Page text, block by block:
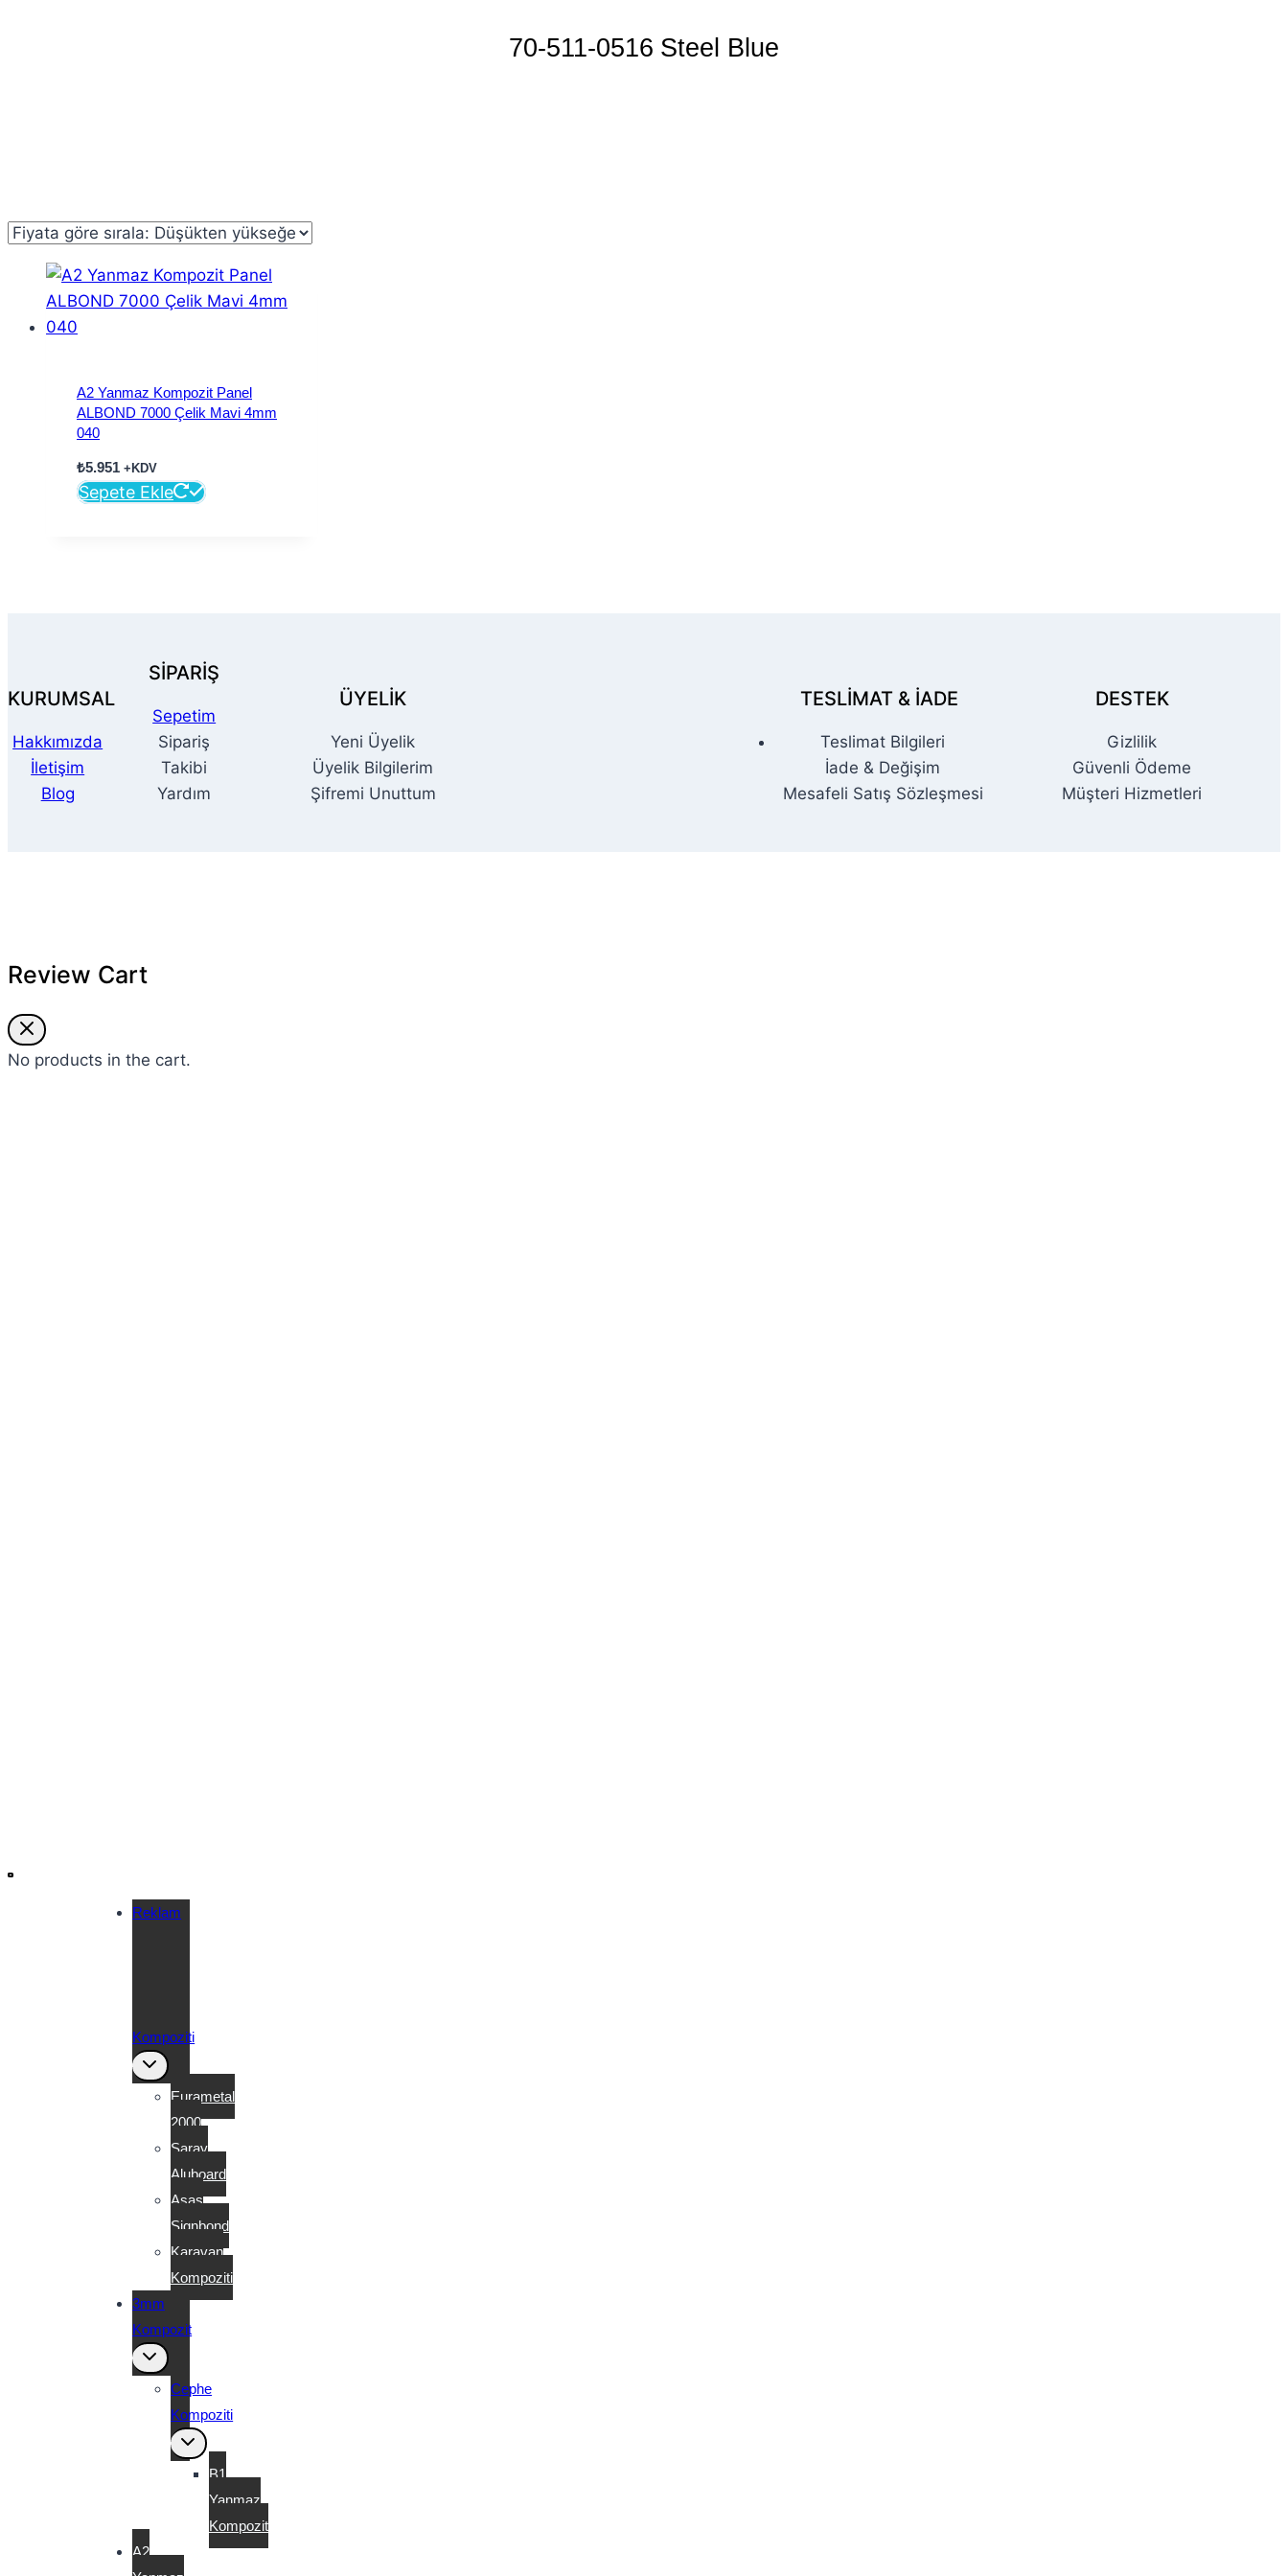
70-511-0516 Steel Blue
A2 Yanmaz Kompozit Panel
ALBOND 7000 Çelik Mavi 4mm
040
₺5.951 +KDV
Sepete Ekle
KURUMSAL
Hakkımızda
İletişim
Blog
SİPARİŞ
Sepetim
Sipariş
Takibi
Yardım
ÜYELİK
Yeni Üyelik
Üyelik Bilgilerim
Şifremi Unuttum
TESLIMAT & İADE
Teslimat Bilgileri
İade & Değişim
Mesafeli Satış Sözleşmesi
DESTEK
Gizlilik
Güvenli Ödeme
Müşteri Hizmetleri
Review Cart
No products in the cart.
Reklam
Kompoziti
Toggle
child
menu
Eurametal
2000
Saray
Aluboard
Asaş
Signbond
Karavan
Kompoziti
3mm
Kompozit
Toggle
child
menu
Cephe
Kompoziti
Toggle
child
menu
B1
Yanmaz
Kompozit
A2